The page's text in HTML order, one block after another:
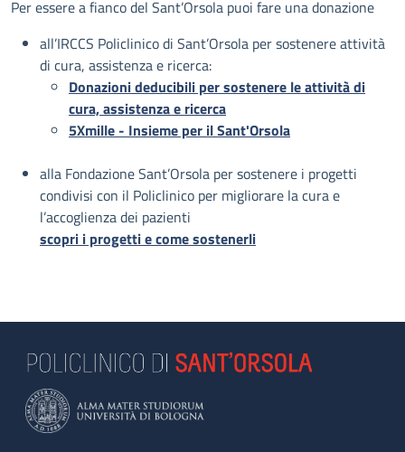
Per essere a fianco del Sant’Orsola puoi fare una donazione
all’IRCCS Policlinico di Sant’Orsola per sostenere attività
di cura, assistenza e ricerca:
Donazioni deducibili per sostenere le attività di
cura, assistenza e ricerca
5Xmille - Insieme per il Sant'Orsola
alla Fondazione Sant’Orsola per sostenere i progetti
condivisi con il Policlinico per migliorare la cura e
l’accoglienza dei pazienti
scopri i progetti e come sostenerli